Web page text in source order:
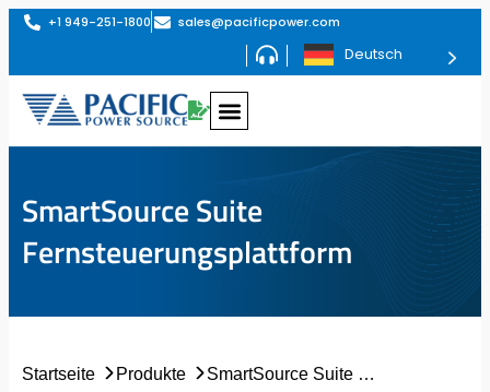
+1 949-251-1800 sales@pacificpower.com
Deutsch
SmartSource Suite
Fernsteuerungsplattform
Startseite Produkte SmartSource Suite Fernsteuerungsplattform